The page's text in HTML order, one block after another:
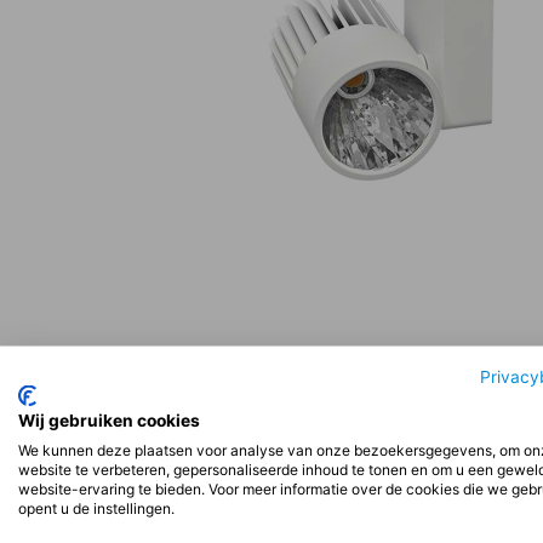
Wij gebruiken cookies
We kunnen deze plaatsen voor analyse van onze bezoekersgegevens, om
website te verbeteren, gepersonaliseerde inhoud te tonen en om u een
website-ervaring te bieden. Voor meer informatie over de cookies die we
opent u de instellingen.
Beschrijving